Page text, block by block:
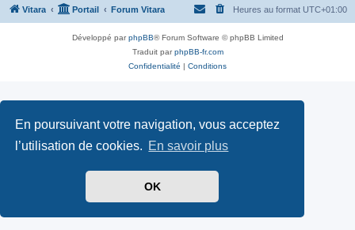
En poursuivant votre navigation, vous acceptez
l’utilisation de cookies. En savoir plus
OK
Vitara Portail Forum Vitara Heures au format UTC+01:00
Développé parphpBB® Forum Software © phpBB Limited
Traduit parphpBB-fr.com
Confidentialité | Conditions